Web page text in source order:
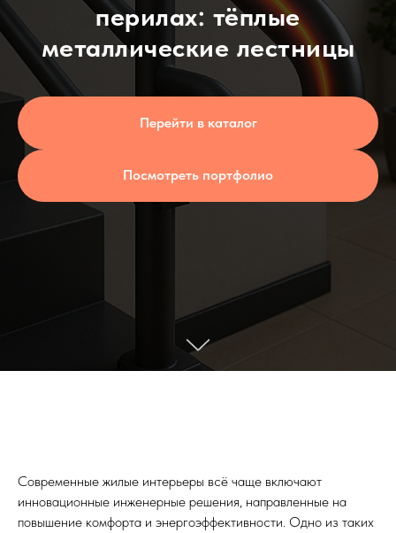
перилах: тёплые
металлические лестницы
Перейти в каталог
Посмотреть портфолио
Современные жилые интерьеры всё чаще включают
инновационные инженерные решения, направленные на
повышение комфорта и энергоэффективности. Одно из таких